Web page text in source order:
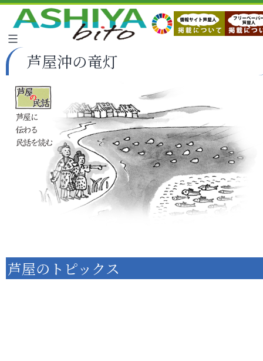
芦屋沖の竜灯
芦屋のトピックス